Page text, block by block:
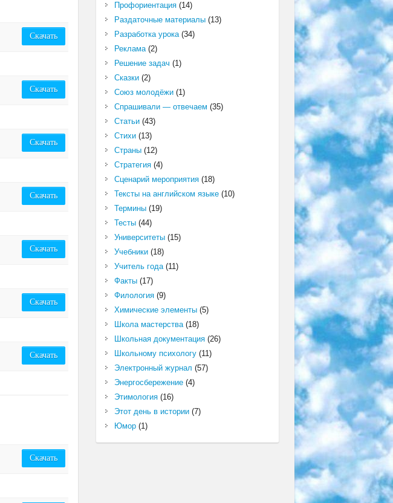
Скачать
Скачать
Скачать
Скачать
Скачать
Скачать
Скачать
Скачать
Профориентация(14)
Раздаточные материалы(13)
Разработка урока(34)
Реклама(2)
Решение задач (1)
Сказки(2)
Союз молодёжи(1)
Спрашивали — отвечаем (35)
Статьи(43)
Стихи(13)
Страны(12)
Стратегия(4)
Сценарий мероприятия(18)
Тексты на английском языке(10)
Термины(19)
Тесты(44)
Университеты(15)
Учебники(18)
Учитель года(11)
Факты(17)
Филология(9)
Химические элементы(5)
Школа мастерства(18)
Школьная документация(26)
Школьному психологу(11)
Электронный журнал (57)
Энергосбережение(4)
Этимология(16)
Этот день в истории(7)
Юмор(1)